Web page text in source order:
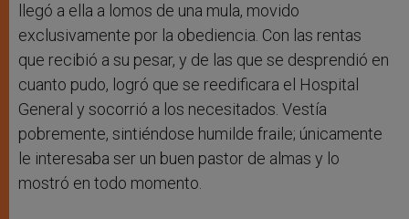
llegó a ella a lomos de una mula, movido
exclusivamente por la obediencia. Con las rentas
que recibió a su pesar, y de las que se desprendió en
cuanto pudo, logró que se reedificara el Hospital
General y socorrió a los necesitados. Vestía
pobremente, sintiéndose humilde fraile; únicamente
le interesaba ser un buen pastor de almas y lo
mostró en todo momento.